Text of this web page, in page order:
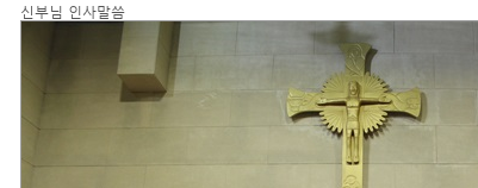
신부님 인사말씀